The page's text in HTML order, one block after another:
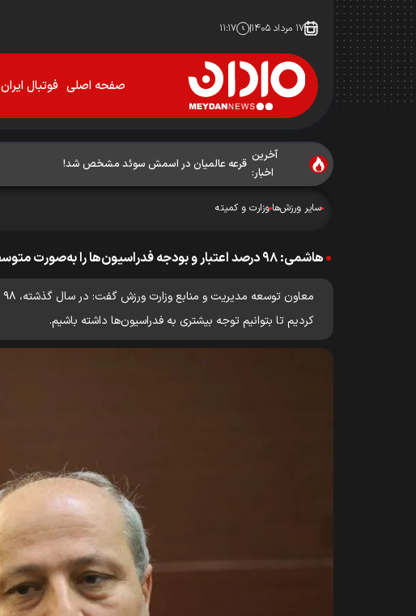
۱۷ مرداد ۱۴۰۵ ۱۱:۱۷
صفحه اصلی فوتبال ایران
آخرین
اخبار:
قرعه عالمیان در اسمش سوئد مشخص شد!
سایر ورزش‌ها وزارت و کمیته
هاشمی: ۹۸ درصد اعتبار و بودجه فدراسیون‌ها را به‌صورت متوسط پرداخت کردیم
کردیم تا بتوانیم توجه بیشتری به فدراسیون‌ها داشته باشیم.